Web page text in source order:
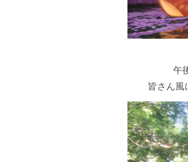
午
皆さん風